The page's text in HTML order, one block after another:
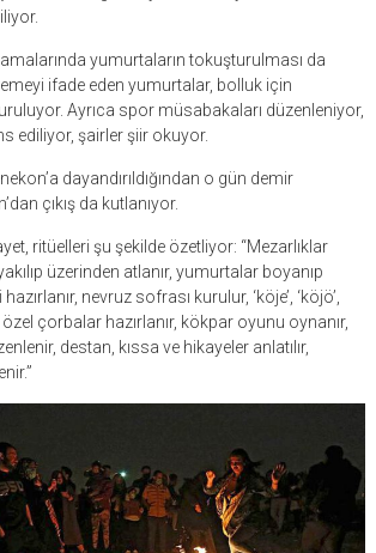
yumurtaların tokuşturulması da
ifade eden yumurtalar, bolluk için
Ayrıca spor müsabakaları düzenleniyor,
ediliyor, şairler şiir okuyor.
dayandırıldığından o gün demir
çıkış da kutlanıyor.
ritüelleri şu şekilde özetliyor: “Mezarlıklar
üzerinden atlanır, yumurtalar boyanıp
nevruz sofrası kurulur, ‘köje’, ‘köjö’,
çorbalar hazırlanır, kökpar oyunu oynanır,
destan, kıssa ve hikayeler anlatılır,